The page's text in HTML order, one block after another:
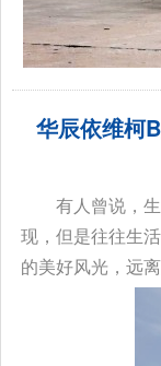
华辰依维柯
有人曾说，
现，但是往往生
的美好风光，远